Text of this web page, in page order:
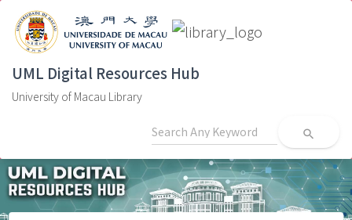
UML Digital Resources Hub
University of Macau Library
search